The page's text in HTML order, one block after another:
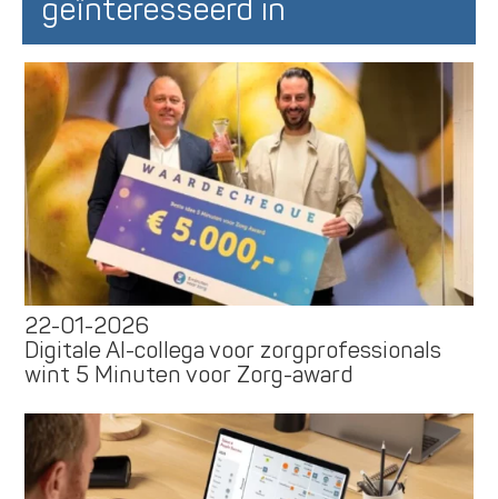
geïnteresseerd in
22-01-2026
Digitale AI-collega voor zorgprofessionals
wint 5 Minuten voor Zorg-award